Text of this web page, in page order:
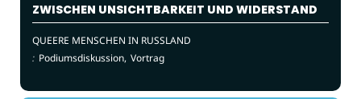
ZWISCHEN UNSICHTBARKEIT UND WIDERSTAND
QUEERE MENSCHEN IN RUSSLAND
: Podiumsdiskussion, Vortrag